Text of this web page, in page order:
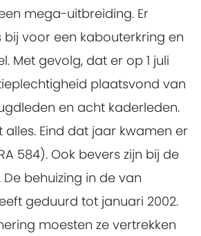
mega-uitbreiding. Er
bij voor een kabouterkring en
Met gevolg, dat er op 1 juli
plaatsvond van
en acht kaderleden.
alles. Eind dat jaar kwamen er
584). Ook bevers zijn bij de
behuizing in de van
geduurd tot januari 2002.
moesten ze vertrekken